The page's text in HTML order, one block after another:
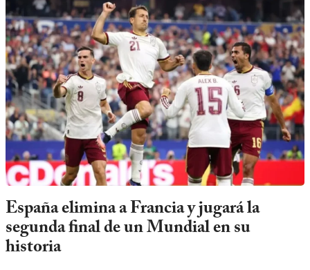
España elimina a Francia y jugará la
segunda final de un Mundial en su
historia